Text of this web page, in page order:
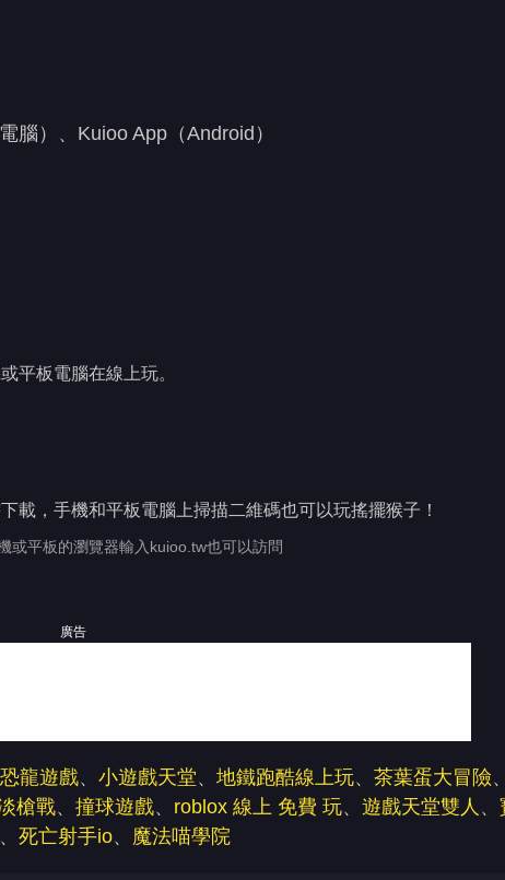
腦）、Kuioo App（Android）
平板電腦在線上玩。
載，手機和平板電腦上掃描二維碼也可以玩搖擺猴子！
或平板的瀏覽器輸入kuioo.tw也可以訪問
廣告
恐龍遊戲、 小遊戲天堂、 地鐵跑酷線上玩、 茶葉蛋大冒險
槍戰、 撞球遊戲、 roblox 線上 免費 玩、 遊戲天堂雙人 、
、 死亡射手io、 魔法喵學院